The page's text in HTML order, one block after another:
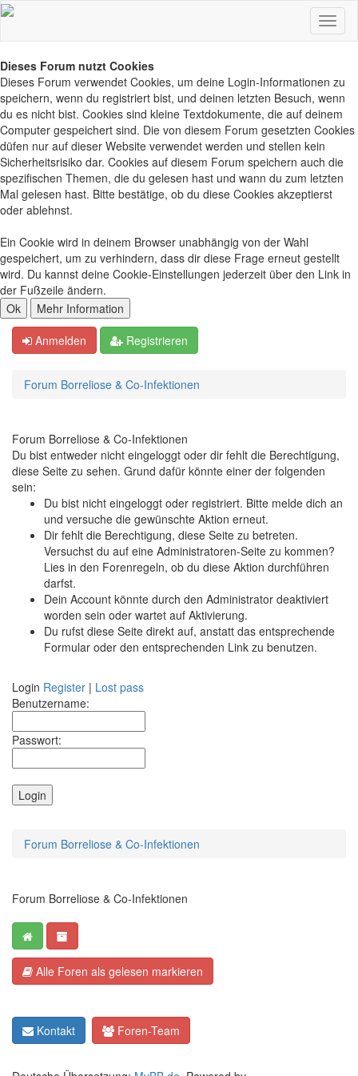
Dieses Forum nutzt Cookies
Dieses Forum verwendet Cookies, um deine Login-Informationen zu
speichern, wenn du registriert bist, und deinen letzten Besuch, wenn
du es nicht bist. Cookies sind kleine Textdokumente, die auf deinem
Computer gespeichert sind. Die von diesem Forum gesetzten Cookies
düfen nur auf dieser Website verwendet werden und stellen kein
Sicherheitsrisiko dar. Cookies auf diesem Forum speichern auch die
spezifischen Themen, die du gelesen hast und wann du zum letzten
Mal gelesen hast. Bitte bestätige, ob du diese Cookies akzeptierst
oder ablehnst.
Ein Cookie wird in deinem Browser unabhängig von der Wahl
gespeichert, um zu verhindern, dass dir diese Frage erneut gestellt
wird. Du kannst deine Cookie-Einstellungen jederzeit über den Link in
der Fußzeile ändern.
Anmelden Registrieren
Forum Borreliose & Co-Infektionen
Forum Borreliose & Co-Infektionen
Du bist entweder nicht eingeloggt oder dir fehlt die Berechtigung,
diese Seite zu sehen. Grund dafür könnte einer der folgenden
sein:
Du bist nicht eingeloggt oder registriert. Bitte melde dich an
und versuche die gewünschte Aktion erneut.
Dir fehlt die Berechtigung, diese Seite zu betreten.
Versuchst du auf eine Administratoren-Seite zu kommen?
Lies in den Forenregeln, ob du diese Aktion durchführen
darfst.
Dein Account könnte durch den Administrator deaktiviert
worden sein oder wartet auf Aktivierung.
Du rufst diese Seite direkt auf, anstatt das entsprechende
Formular oder den entsprechenden Link zu benutzen.
Login Register | Lost pass
Benutzername:
Passwort:
Forum Borreliose & Co-Infektionen
Forum Borreliose & Co-Infektionen
Alle Foren als gelesen markieren
Kontakt Foren-Team